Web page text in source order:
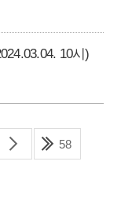
10시)
58